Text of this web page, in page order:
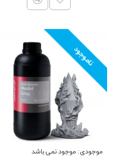
ناموجود
موجودی: موجود نمی باشد